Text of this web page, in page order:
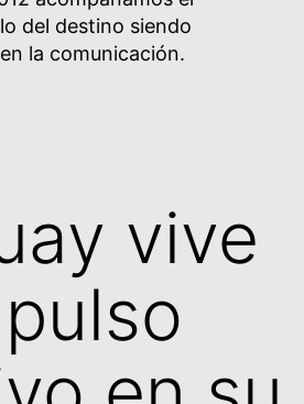
del destino siendo
la comunicación.
vive